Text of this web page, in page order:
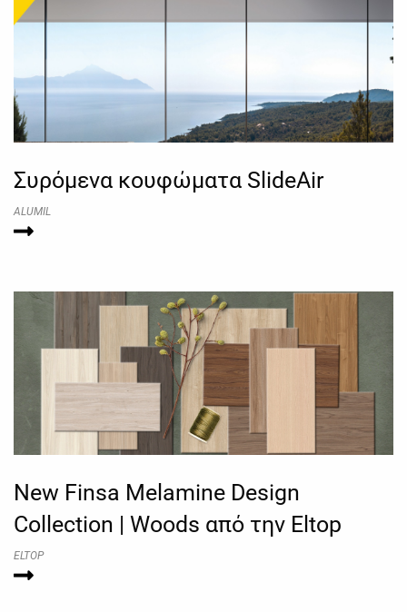
Συρόμενα κουφώματα SlideAir
ALUMIL
New Finsa Melamine Design
Collection | Woods από την Eltop
ELTOP